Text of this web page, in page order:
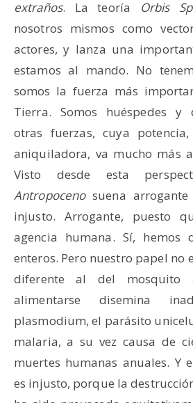
extraños. La teoría Orbis
nosotros mismos como
actores, y lanza una
estamos al mando. No
somos la fuerza más
Tierra. Somos huéspedes y
otras fuerzas, cuya
aniquiladora, va mucho más
Visto desde esta
Antropocenosuena arrogante
injusto. Arrogante, puesto
agencia humana. Sí, hemos
enteros. Pero nuestro papel no
diferente al del mosquito
alimentarse disemina
plasmodium, el parásito
malaria, a su vez causa de
muertes humanas anuales. Y
es injusto, porque la